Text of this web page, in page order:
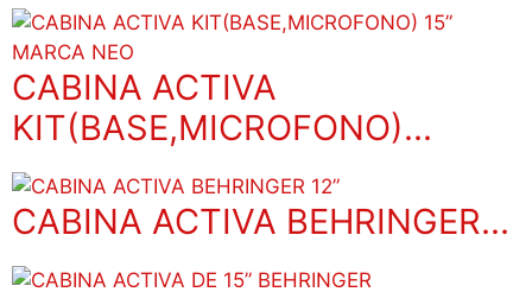
CABINA ACTIVA
KIT(BASE,MICROFONO)...
CABINA ACTIVA BEHRINGER...